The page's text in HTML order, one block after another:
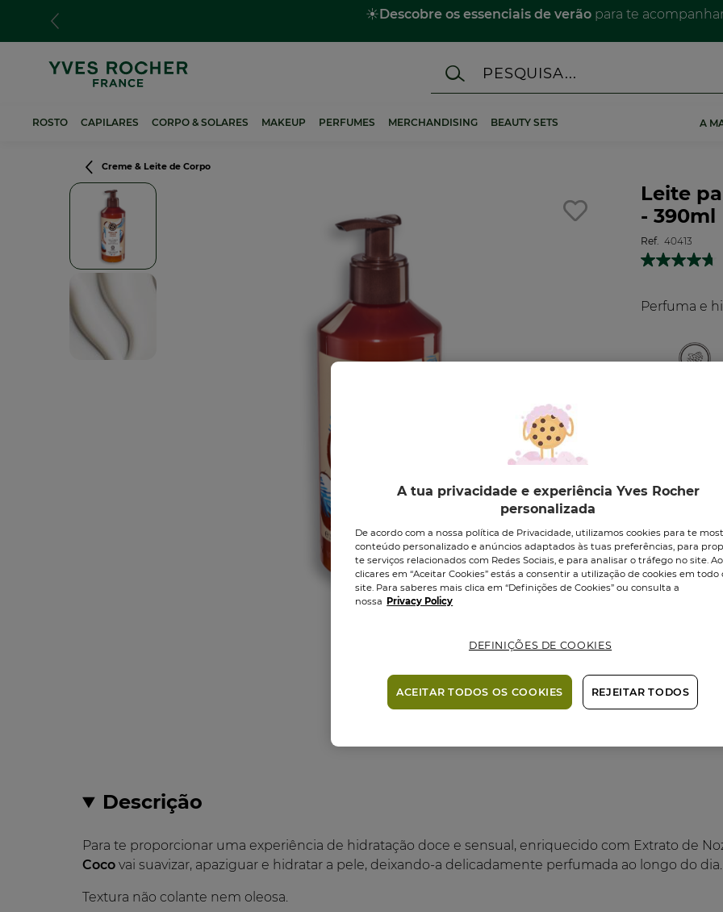
conteúdo
☀️Descobre os essenciais de verão para te
ROSTO CAPILARES CORPO & SOLARES MAKEUP PERFUMES MERCHANDISING BEAUTY SETS A
Navegação
estrutural
Creme & Leite de Corpo
Leite
- 390ml
Ref. 40413
Perfuma e
Quantidade
Entrega em
úteis nas
Pagamento
Descrição
Para te proporcionar uma experiência de hidratação doce e sensual, enriquecido com Extrato de
Coco vai suavizar, apaziguar e hidratar a pele, deixando-a delicadamente perfumada ao longo do dia.
Textura não colante nem oleosa.
A tua privacidade e experiência Yves Rocher
personalizada
De acordo com a nossa política de Privacidade, utilizamos cookies para te
conteúdo personalizado e anúncios adaptados às tuas preferências, para
te serviços relacionados com Redes Sociais, e para analisar o tráfego no site. Ao
clicares em “Aceitar Cookies” estás a consentir a utilização de cookies em todo
site. Para saberes mais clica em “Definições de Cookies” ou consulta a
nossa Privacy Policy
DEFINIÇÕES DE COOKIES
REJEITAR TODOS
ACEITAR TODOS OS COOKIES